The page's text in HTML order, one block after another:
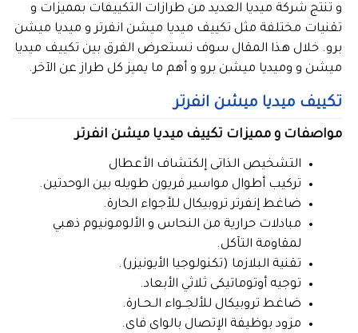
و تنتج شركة ميديا العديد من طرازات التكييفات بمميزات و
تقنيات مختلفة مثل تكييف ميديا ميشن انفرتر و ميديا ميشن
برو. خلال هذا المقال سوف نستعرض الفرق بين تكييف ميديا
ميشن و وميديا ميشن برو و أهم ما يميز كل طراز عن الآخر.
تكييف ميديا ميشن انفرتر
مواصفات و مميزات تكييف ميديا ميشن انفرتر
التشخيص الذاتى إلكتشاف الأعطال
تركيب أطوال مواسير فريون طويله بين الوحدتين.
ضاغط إنفرتر تروبيكال للأجواء الحارة.
مبادلات حرارية من النحاس و الألومونيوم ذهبي
لمقاومة التآكل.
تقنية البلازما (تكنولوجيا الأيونيزر).
توجيه أوتوماتيكى ثلاثي الأبعاد.
ضاغط تروبيكال للألجــواء الـحــارة.
مزود بوظيفة الإتصال بالواى فاى.